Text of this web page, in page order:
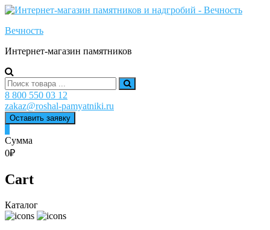
Skip
content
Вечность
Интернет-магазин памятников
Search
for:
8 800 550 03 12
zakaz@roshal-pamyatniki.ru
Оставить заявку
Сумма
0₽
Cart
Каталог